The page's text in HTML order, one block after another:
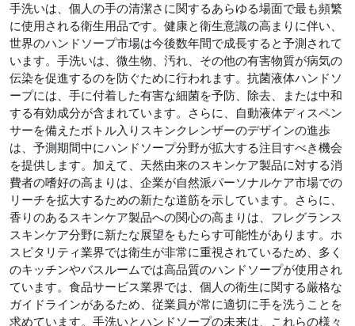
手洗いは、個人の手の清潔さに関するあらゆる場面で最も頻繁
に使用される衛生用品です。健康と衛生意識の高まりに伴い、
世界のハンドソープ市場は今後数年間で成長すると予測されて
います。手洗いは、微生物、汚れ、その他の有害物質が病気の
伝染を促進するのを防ぐために行われます。抗菌液体ハンドソ
ープには、手に付着した有害な細菌を予防、除去、または中和
する有効成分が含まれています。さらに、自動液体ディスペン
サーを備えたボトル入りスキンクレンザーのデザインの進歩
は、予測期間中にハンドソープ分野が拡大する注目すべき機会
を提供します。加えて、天然由来のスキンケア製品に対する消
費者の嗜好の高まりは、企業が自然派パーソナルケア市場での
リーチを拡大するための新たな道筋を示しています。さらに、
香りのあるスキンケア製品への関心の高まりは、フレグランス
スキンケア分野に新たな展望をもたらす可能性があります。ホ
スピタリティ業界では衛生が非常に重視されているため、多く
のキッチンやバスルームでは高品質のハンドソープが使用され
ています。食品サービス業界では、個人の衛生に関する厳格な
ガイドラインがあるため、従業員が常に適切に手を洗うことを
求めています。手洗いとハンドソープの未来は、これらの様々